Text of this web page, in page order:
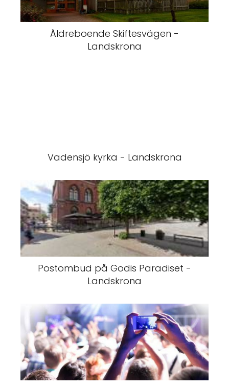
Äldreboende Skiftesvägen -
Landskrona
Vadensjö kyrka - Landskrona
Postombud på Godis Paradiset -
Landskrona